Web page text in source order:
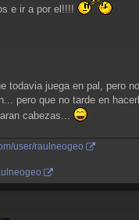
e ir a por el!!!!
todavia juega en pal, pero
pero que no tarde en
cabezas...
user/raulneogeo